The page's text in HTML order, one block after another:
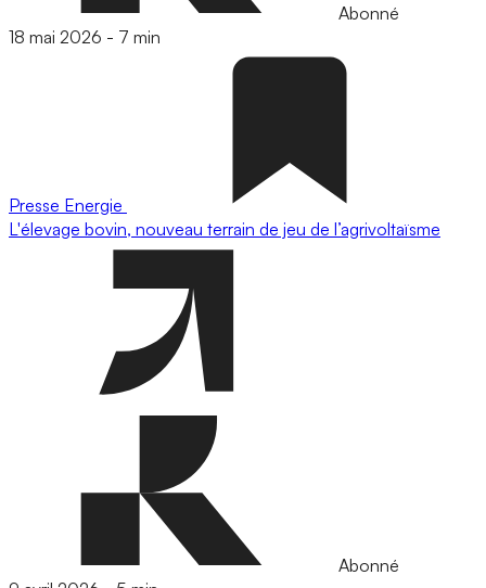
Abonné
18 mai 2026 - 7 min
Presse Energie
L'élevage bovin, nouveau terrain de jeu de l’agrivoltaïsme
Abonné